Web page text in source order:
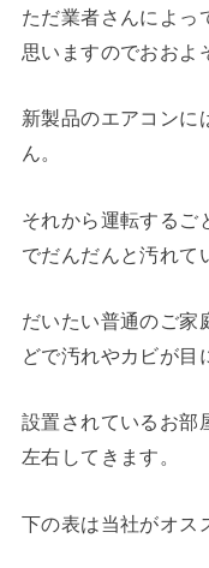
ただ業者さんによっ
思いますのでおおよ
新製品のエアコンに
ん。
それから運転するご
でだんだんと汚れて
だいたい普通のご家
どで汚れやカビが目
設置されているお部
左右してきます。
下の表は当社がオス